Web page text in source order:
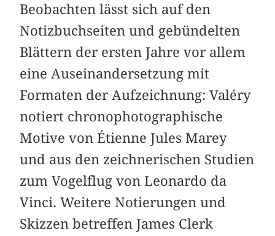
Beobachten lässt sich auf den
Notizbuchseiten und gebündelten
Blättern der ersten Jahre vor allem
eine Auseinandersetzung mit
Formaten der Aufzeichnung: Valéry
notiert chronophotographische
Motive von Étienne Jules Marey
und aus den zeichnerischen Studien
zum Vogelflug von Leonardo da
Vinci. Weitere Notierungen und
Skizzen betreffen James Clerk